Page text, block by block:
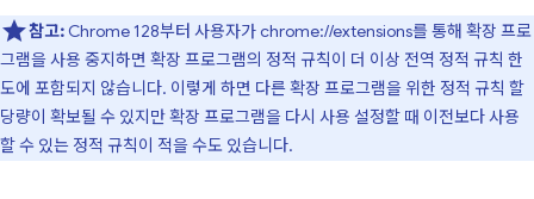
참고: Chrome 128부터 사용자가 chrome://extensions를 통해 확장 프로
그램을 사용 중지하면 확장 프로그램의 정적 규칙이 더 이상 전역 정적 규칙 한
도에 포함되지 않습니다. 이렇게 하면 다른 확장 프로그램을 위한 정적 규칙 할
당량이 확보될 수 있지만 확장 프로그램을 다시 사용 설정할 때 이전보다 사용
할 수 있는 정적 규칙이 적을 수도 있습니다.